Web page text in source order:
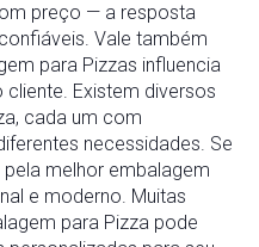
preço — a resposta
Vale também
para Pizzas influencia
Existem diversos
cada um com
necessidades. Se
melhor embalagem
e moderno. Muitas
para Pizza pode